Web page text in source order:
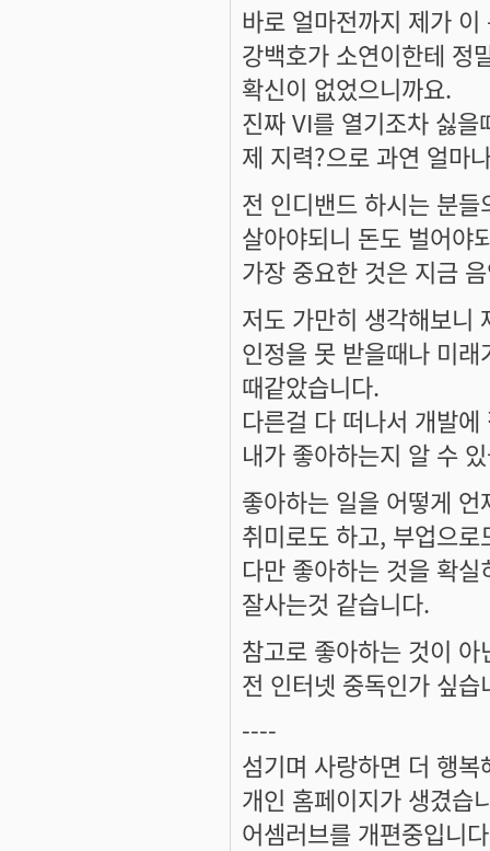
바로 얼마전까지 제가
강백호가 소연이한테 정
확신이 없었으니까요.
진짜 VI를 열기조차 싫을
제 지력?으로 과연 얼마
전 인디밴드 하시는 분
살아야되니 돈도 벌어야
가장 중요한 것은 지금
저도 가만히 생각해보니
인정을 못 받을때나 미
때같았습니다.
다른걸 다 떠나서 개발
내가 좋아하는지 알 수
좋아하는 일을 어떻게
취미로도 하고, 부업으
다만 좋아하는 것을 확
잘사는것 같습니다.
참고로 좋아하는 것이
전 인터넷 중독인가 싶
----
섬기며 사랑하면 더 행복
개인 홈페이지가 생겼습
어셈러브를 개편중입니